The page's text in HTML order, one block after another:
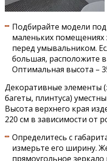
Подбирайте модели
маленьких помещениях
перед умывальником.
большая, расположите
Оптимальная высота –
Декоративные элементы
багеты, плинтуса)
Высота верхнего края
220 см в зависимости от
Определитесь с
измерьте его ширину.
прямоугольное